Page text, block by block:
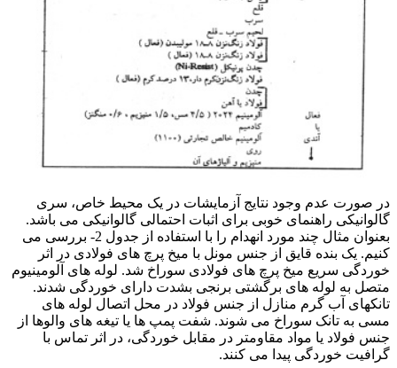
در صورت عدم وجود نتایج آزمایشات در یک محیط خاص، سری
گالوانیکی راهنمای خوبی برای اثبات احتمالی گالوانیکی می باشد.
بعنوان مثال چند مورد انهدام را با استفاده از جدول 2- بررسی می
کنیم. یک بنده قایق از جنس مونل با میخ پرچ های فولادی در اثر
خوردگی سریع میخ پرچ های فولادی سوراخ شد. لوله های آلومینیوم
متصل به لوله های برگشتی برنجی بشدت دارای خوردگی شدند.
تانکهای آب گرم منازل از جنس فولاد در محل اتصال لوله های
مسی به تانک سوراخ می شوند. شفت پمپ ها یا تیغه های والوها از
جنس فولاد یا مواد مقاومتر در مقابل خوردگی، در اثر تماس با
گرافیت خوردگی پیدا می کنند.